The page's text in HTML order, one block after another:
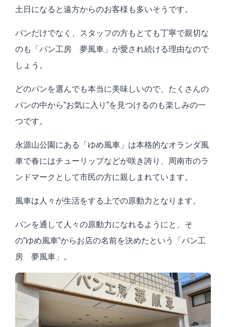
土日になると遠方からのお客様も多いそうです。
パンだけでなく、スタッフの方もとても丁寧で親切な
のも「パン工房 夢風車」が愛され続ける理由なので
しょう。
どのパンを選んでも本当に美味しいので、たくさんの
パンの中から”お気に入り”を見つけるのも楽しみの一
つです。
永源山公園にある「ゆめ風車」は本格的なオランダ風
車で春にはチューリップなどが咲き誇り、周南市のラ
ンドマークとして市民の方に親しまれています。
風車は人々が生活をする上での原動力となります。
パンを通して人々の原動力になれるようにと、そ
の”ゆめ風車”からお店の名前を決めたという「パン工
房 夢風車」。